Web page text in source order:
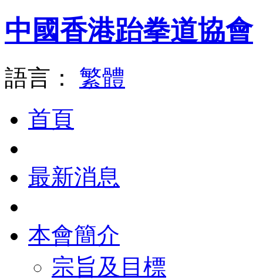
中國香港跆拳道協會
語言： 繁體
首頁
最新消息
本會簡介
宗旨及目標